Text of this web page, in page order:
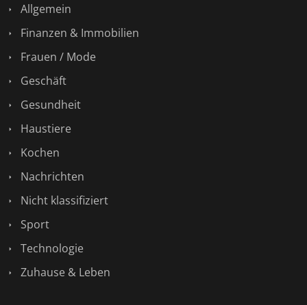
Allgemein
Finanzen & Immobilien
Frauen / Mode
Geschäft
Gesundheit
Haustiere
Kochen
Nachrichten
Nicht klassifiziert
Sport
Technologie
Zuhause & Leben